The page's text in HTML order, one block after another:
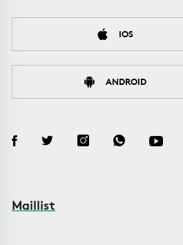
IOS
ANDROID
Maillist